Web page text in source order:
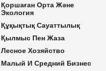
Қоршаған Орта Және
Экология
Құқықтық Сауаттылық
Қылмыс Пен Жаза
Лесное Хозяйство
Малый И Средний Бизнес